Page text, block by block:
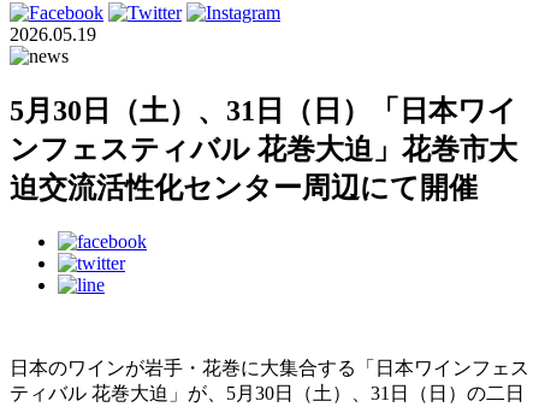
2026.05.19
5月30日（土）、31日（日）「日本ワイ
ンフェスティバル 花巻大迫」花巻市大
迫交流活性化センター周辺にて開催
日本のワインが岩手・花巻に大集合する「日本ワインフェス
ティバル 花巻大迫」が、5月30日（土）、31日（日）の二日